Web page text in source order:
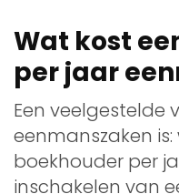
Wat kost
per jaar
Een veelgestelde
eenmanszaken
boekhouder per
inschakelen van